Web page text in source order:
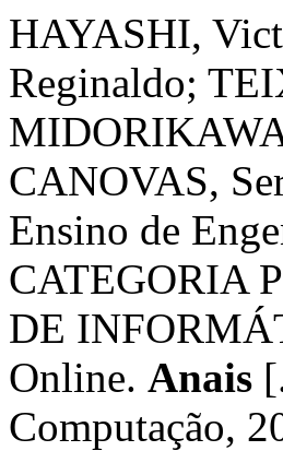
HAYASHI,
Reginaldo;
CANOVAS,
Ensino de
CATEGORIA
DE
Online. Anais
Computação,